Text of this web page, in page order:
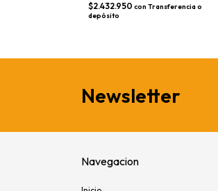
$2.432.950 con Transferencia o
depósito
Newsletter
Navegacion